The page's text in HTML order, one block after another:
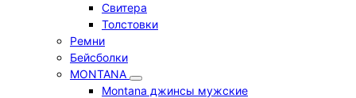
Свитера
Толстовки
Ремни
Бейсболки
MONTANA
Montana джинсы мужские